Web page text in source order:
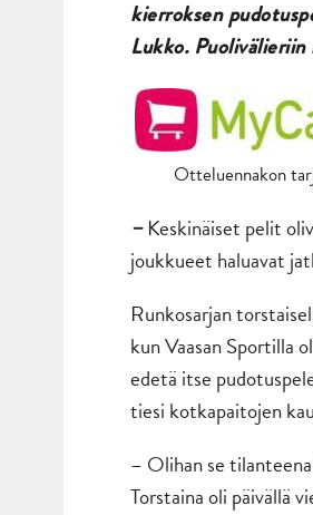
kierroksen
Lukko.
Otteluennakon
–Keskinäiset pelit
joukkueet haluavat
Runkosarjan
kun Vaasan Sportilla
edetä itse
tiesi kotkapaitojen
– Olihan se
Torstaina oli päivällä